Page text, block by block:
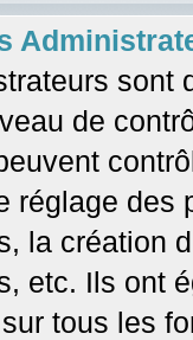
sont
de
réglage des
la création
etc. Ils ont
tous les